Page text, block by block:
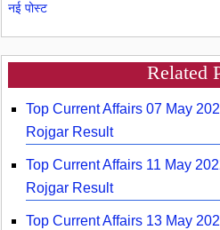
नई पोस्ट
Related
Top Current Affairs 07 May
Rojgar Result
Top Current Affairs 11 May
Rojgar Result
Top Current Affairs 13 May